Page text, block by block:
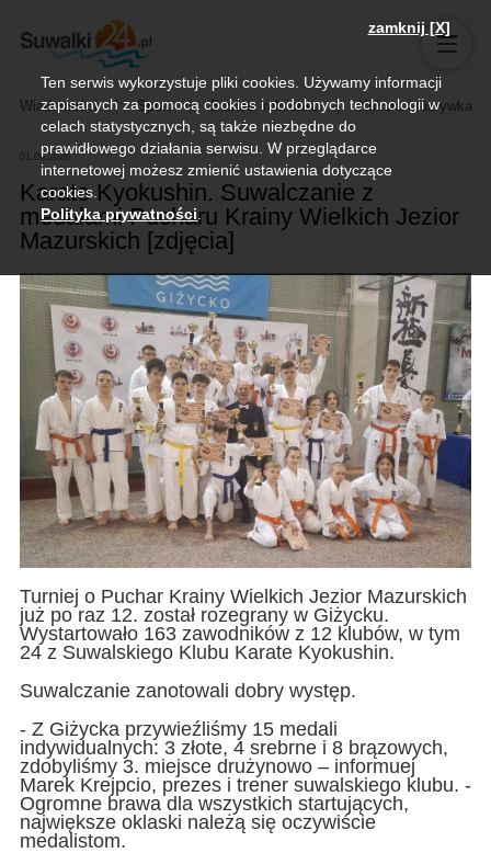
Wiadomości Sport Biznes, rolnictwo Kultura i rozrywka
01.06.2026
Karate Kyokushin. Suwalczanie z
medalami Pucharu Krainy Wielkich Jezior
Mazurskich [zdjęcia]
Turniej o Puchar Krainy Wielkich Jezior Mazurskich
już po raz 12. został rozegrany w Giżycku.
Wystartowało 163 zawodników z 12 klubów, w tym
24 z Suwalskiego Klubu Karate Kyokushin.
Suwalczanie zanotowali dobry występ.
- Z Giżycka przywieźliśmy 15 medali
indywidualnych: 3 złote, 4 srebrne i 8 brązowych,
zdobyliśmy 3. miejsce drużynowo – informuej
Marek Krejpcio, prezes i trener suwalskiego klubu. -
Ogromne brawa dla wszystkich startujących,
największe oklaski należą się oczywiście
medalistom.
zamknij [X]
Ten serwis wykorzystuje pliki cookies. Używamy informacji
zapisanych za pomocą cookies i podobnych technologii w
celach statystycznych, są także niezbędne do
prawidłowego działania serwisu. W przeglądarce
internetowej możesz zmienić ustawienia dotyczące
cookies.
Polityka prywatności.